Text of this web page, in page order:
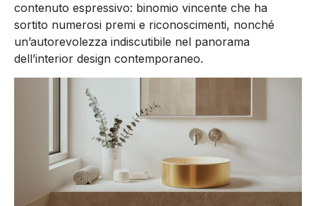
contenuto espressivo: binomio vincente che ha
sortito numerosi premi e riconoscimenti, nonché
un’autorevolezza indiscutibile nel panorama
dell’interior design contemporaneo.